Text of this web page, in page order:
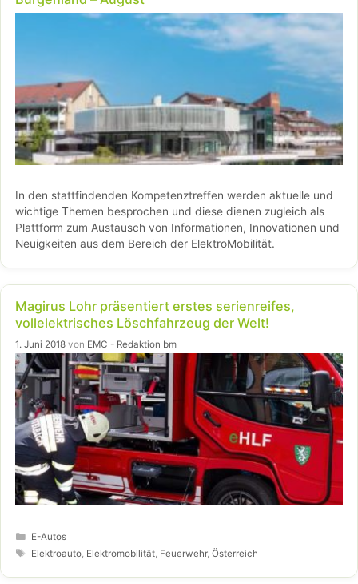
In den stattfindenden Kompetenztreffen werden aktuelle und
wichtige Themen besprochen und diese dienen zugleich als
Plattform zum Austausch von Informationen, Innovationen und
Neuigkeiten aus dem Bereich der ElektroMobilität.
Magirus Lohr präsentiert erstes serienreifes,
vollelektrisches Löschfahrzeug der Welt!
1. Juni 2018 von EMC - Redaktion bm
Kategorien
E-Autos
Schlagwörter
Elektroauto, Elektromobilität, Feuerwehr,Österreich